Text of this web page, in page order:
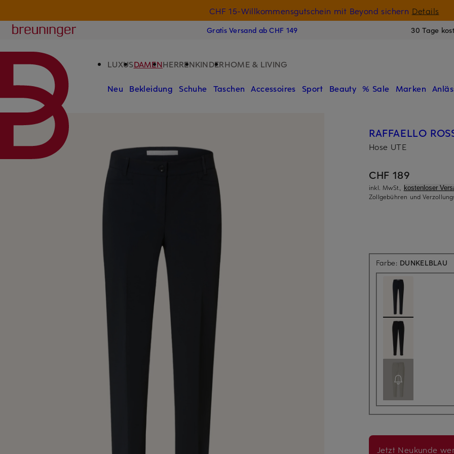
CHF 15-Willkommensgutschein mit Beyond sichern Details
Breuninger
Gratis Versand ab CHF 149 30 Tage
LUXUSDAMENHERRENKINDERHOME & LIVING
Neu Bekleidung Schuhe Taschen Accessoires Sport Beauty % Sale Marken
RAFFAELLO
Hose UTE
CHF 189
inkl. MwSt., kostenloser
Zollgebühren und
Farbe: DUNKELBLAU
Jetzt Neukunde